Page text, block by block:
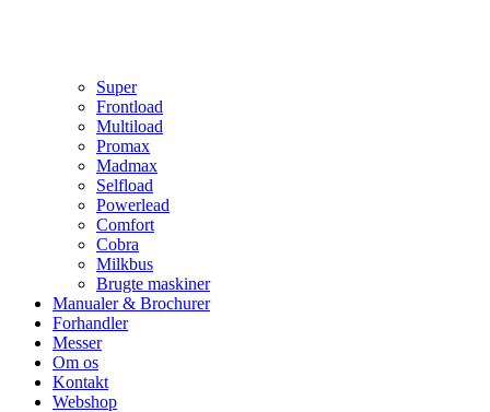
Super
Frontload
Multiload
Promax
Madmax
Selfload
Powerlead
Comfort
Cobra
Milkbus
Brugte maskiner
Manualer & Brochurer
Forhandler
Messer
Om os
Kontakt
Webshop